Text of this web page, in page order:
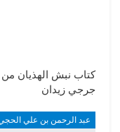
كتاب نبش الهذيان من
جرجي زيدان
عبد الرحمن بن علي